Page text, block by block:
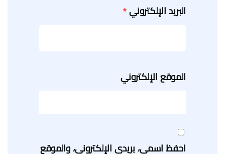
البريد الإلكتروني *
الموقع الإلكتروني
احفظ اسمي، بريدي الإلكتروني، والموقع